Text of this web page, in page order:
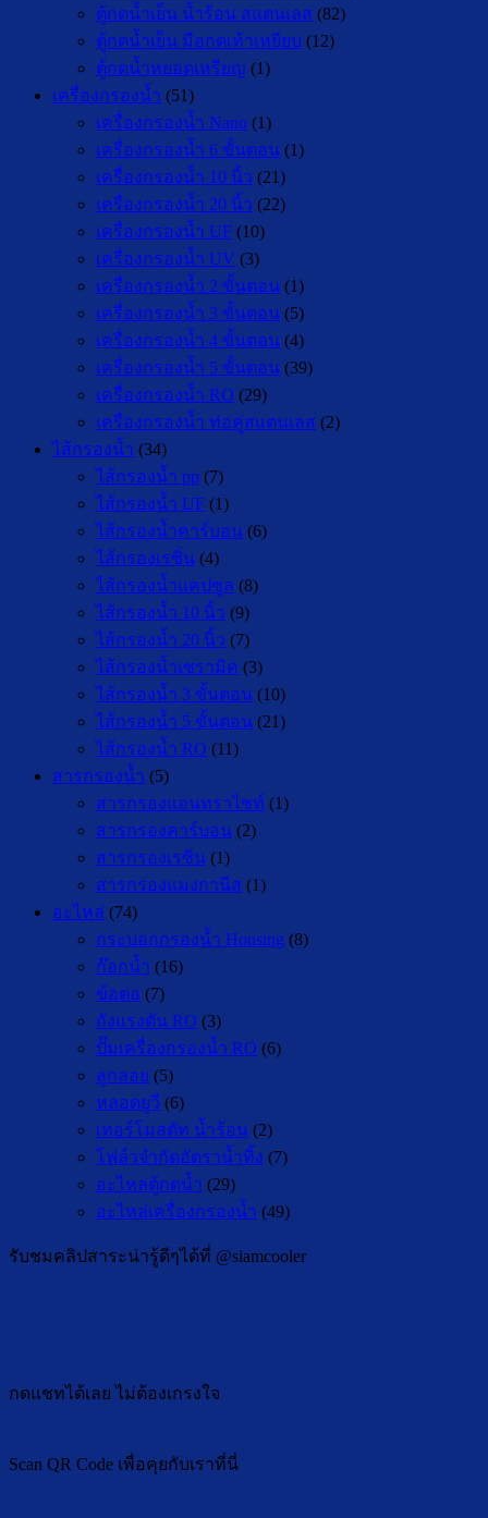
ตู้กดน้ำเย็น น้ำร้อน สแตนเลส (82)
ตู้กดน้ำเย็น มือกดเท้าเหยียบ (12)
ตู้กดน้ำหยอดเหรียญ (1)
เครื่องกรองน้ำ (51)
เครื่องกรองน้ำ Nano (1)
เครื่องกรองน้ำ 6 ขั้นตอน (1)
เครื่องกรองน้ำ 10 นิ้ว (21)
เครื่องกรองน้ำ 20 นิ้ว (22)
เครื่องกรองน้ำ UF (10)
เครื่องกรองน้ำ UV (3)
เครื่องกรองน้ำ 2 ขั้นตอน (1)
เครื่องกรองน้ำ 3 ขั้นตอน (5)
เครื่องกรองน้ำ 4 ขั้นตอน (4)
เครื่องกรองน้ำ 5 ขั้นตอน (39)
เครื่องกรองน้ำ RO (29)
เครื่องกรองน้ำ ท่อคู่สแตนเลส (2)
ไส้กรองน้ำ (34)
ไส้กรองน้ำ pp (7)
ไส้กรองน้ำ UF (1)
ไส้กรองน้ำคาร์บอน (6)
ไส้กรองเรซิ่น (4)
ไส้กรองน้ำแคปซูล (8)
ไส้กรองน้ำ 10 นิ้ว (9)
ไส้กรองน้ำ 20 นิ้ว (7)
ไส้กรองน้ำเซรามิค (3)
ไส้กรองน้ำ 3 ขั้นตอน (10)
ไส้กรองน้ำ 5 ขั้นตอน (21)
ไส้กรองน้ำ RO (11)
สารกรองน้ำ (5)
สารกรองแอนทราไซท์ (1)
สารกรองคาร์บอน (2)
สารกรองเรซิ่น (1)
สารกรองแมงกานีส (1)
อะไหล่ (74)
กระบอกกรองน้ำ Housing (8)
ก๊อกน้ำ (16)
ข้อต่อ (7)
ถังแรงดัน RO (3)
ปั๊มเครื่องกรองน้ำ RO (6)
ลูกลอย (5)
หลอดยูวี (6)
เทอร์โมสตัท น้ำร้อน (2)
โฟล์วจำกัดอัตราน้ำทิ้ง (7)
อะไหล่ตู้กดน้ำ (29)
อะไหล่เครื่องกรองน้ำ (49)
รับชมคลิปสาระน่ารู้ดีๆได้ที่ @siamcooler
กดแชทได้เลย ไม่ต้องเกรงใจ
Scan QR Code เพื่อคุยกับเราที่นี่